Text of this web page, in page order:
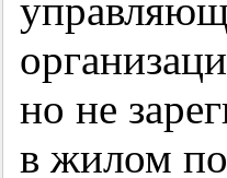
но не
в жилом